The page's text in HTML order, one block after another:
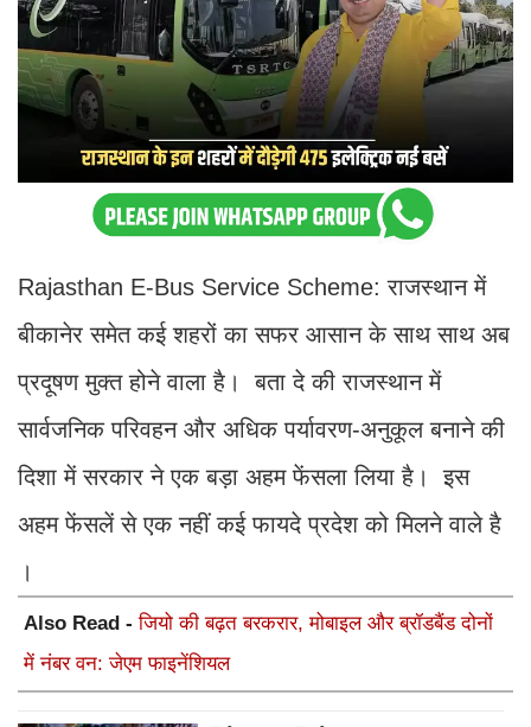
Rajasthan E-Bus Service Scheme: राजस्थान में
बीकानेर समेत कई शहरों का सफर आसान के साथ साथ अब
प्रदूषण मुक्त होने वाला है। बता दे की राजस्थान में
सार्वजनिक परिवहन और अधिक पर्यावरण-अनुकूल बनाने की
दिशा में सरकार ने एक बड़ा अहम फेंसला लिया है। इस
अहम फेंसलें से एक नहीं कई फायदे प्रदेश को मिलने वाले है
।
Also Read -जियो की बढ़त बरकरार, मोबाइल और ब्रॉडबैंड दोनों
में नंबर वन: जेएम फाइनेंशियल